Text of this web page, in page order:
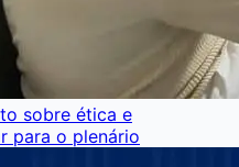
sobre ética e
para o plenário